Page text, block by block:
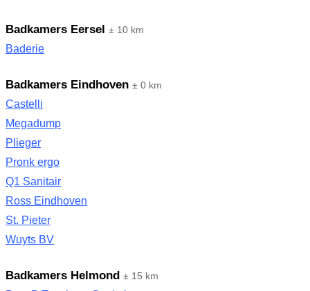
Badkamers Eersel ± 10 km
Baderie
Badkamers Eindhoven ± 0 km
Castelli
Megadump
Plieger
Pronk ergo
Q1 Sanitair
Ross Eindhoven
St. Pieter
Wuyts BV
Badkamers Helmond ± 15 km